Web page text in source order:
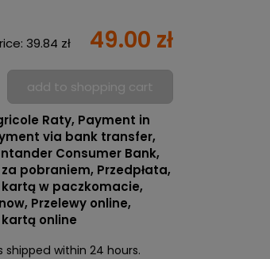
39.84 zł 49.00 zł
add to shopping cart
Raty, Payment in
via bank transfer,
Consumer Bank,
za pobraniem, Przedpłata,
kartą w paczkomacie,
Przelewy online,
kartą online
shipped within 24 hours.